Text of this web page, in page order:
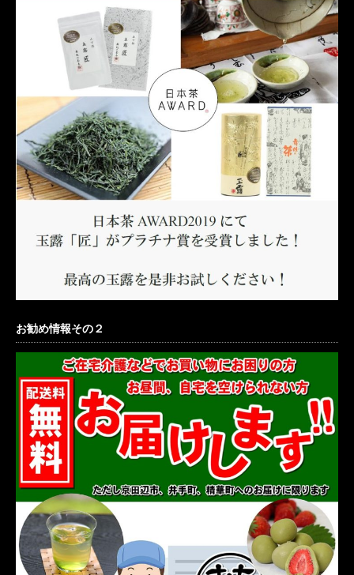
お勧め情報その２